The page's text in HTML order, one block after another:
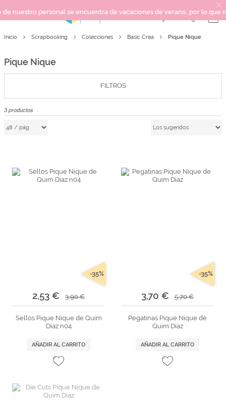
nuestro personal se encuentra de vacaciones de verano, por lo que
Próximamente
Temática
SCRAPBOOKING
MIXED MEDIA
PAPELERÍA Y FIESTAS
REGALOS
PLANNERS
Iniciar sesión/Regístrate
Somos Kimidori
Inicio Scrapbooking Colecciones Basic Crea Pique Nique
Pique Nique
3 productos
2,53 € 3,90 €
-35%
Sellos Pique Nique de Quim
Diaz n04
AÑADIR AL CARRITO
3,70 € 5,70 €
-35%
Pegatinas Pique Nique de
Quim Diaz
AÑADIR AL CARRITO
FILTROS